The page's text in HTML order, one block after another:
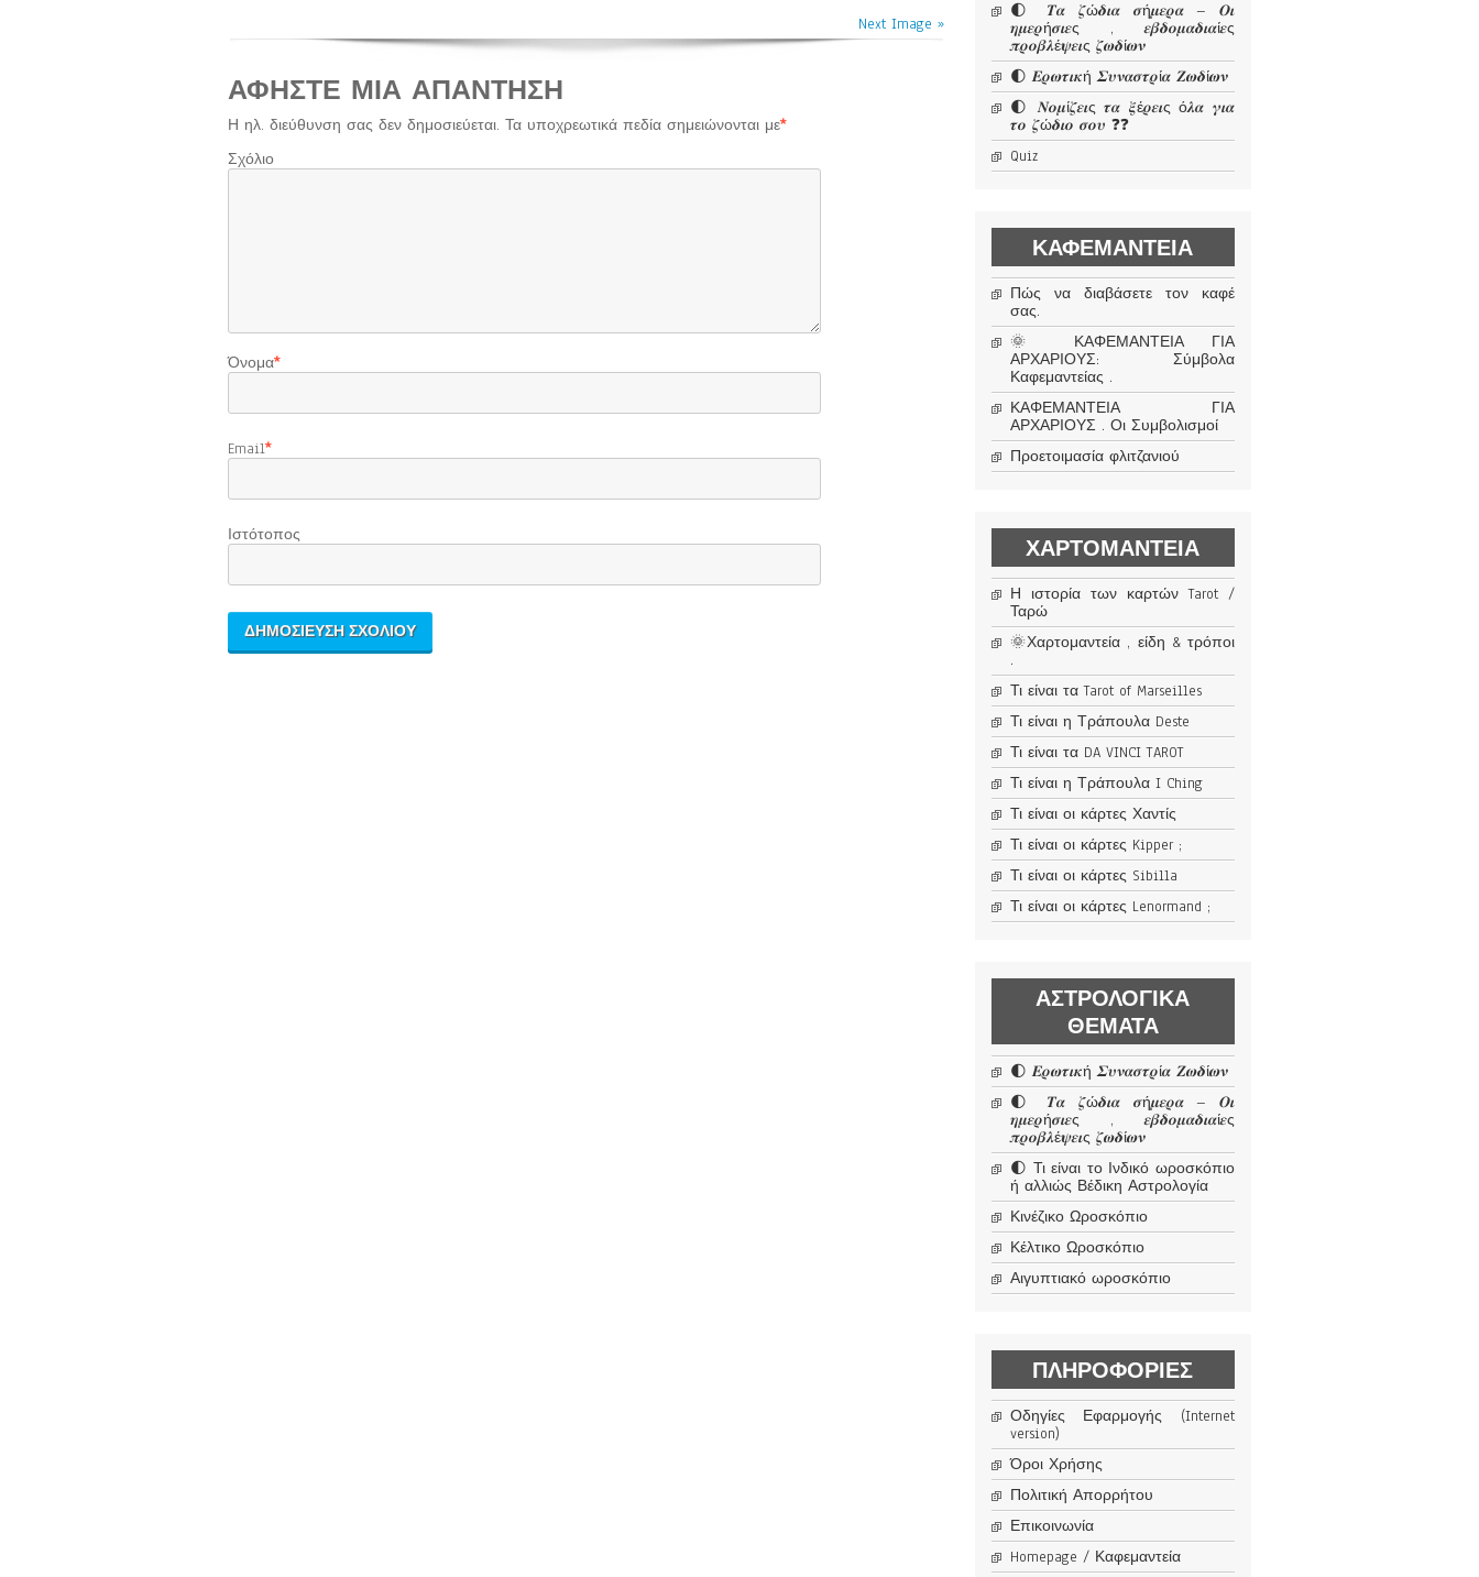
Next Image »
ΑΦΉΣΤΕ ΜΙΑ ΑΠΆΝΤΗΣΗ
Η ηλ. διεύθυνση σας δεν δημοσιεύεται. Τα υποχρεωτικά πεδία σημειώνονται με*
Σχόλιο
Όνομα*
Email*
Ιστότοπος
🌓 𝜯𝜶 𝜻ώ𝜹𝜾𝜶 𝝈ή𝝁𝜺𝝆𝜶 – 𝜪𝜾
𝜼𝝁𝜺𝝆ή𝝈𝜾𝜺ς , 𝜺𝜷𝜹𝝄𝝁𝜶𝜹𝜾𝜶ί𝜺ς
𝝅𝝆𝝄𝜷𝝀έ𝝍𝜺𝜾ς 𝜻𝝎𝜹ί𝝎𝝂
🌓 𝜠𝝆𝝎𝝉𝜾𝜿ή 𝜮𝝊𝝂𝜶𝝈𝝉𝝆ί𝜶 𝜡𝝎𝜹ί𝝎𝝂
🌓 𝜨𝝄𝝁ί𝜻𝜺𝜾ς 𝝉𝜶 𝝃έ𝝆𝜺𝜾ς ό𝝀𝜶 𝜸𝜾𝜶
𝝉𝝄 𝜻ώ𝜹𝜾𝝄 𝝈𝝄𝝊 ❓❓
Quiz
ΚΑΦΕΜΑΝΤΕΊΑ
Πώς να διαβάσετε τον καφέ
σας.
🌞 ΚΑΦΕΜΑΝΤΕΙΑ ΓΙΑ
ΑΡΧΑΡΙΟΥΣ: Σύμβολα
Καφεμαντείας .
ΚΑΦΕΜΑΝΤΕΙΑ ΓΙΑ
ΑΡΧΑΡΙΟΥΣ . Οι Συμβολισμοί
Προετοιμασία φλιτζανιού
ΧΑΡΤΟΜΑΝΤΕΊΑ
Η ιστορία των καρτών Tarot /
Ταρώ
🌞Χαρτομαντεία , είδη & τρόποι
.
Τι είναι τα Tarot of Marseilles
Τι είναι η Τράπουλα Deste
Τι είναι τα DA VINCI TAROT
Τι είναι η Τράπουλα I Ching
Τι είναι οι κάρτες Χαντίς
Τι είναι οι κάρτες Kipper ;
Τι είναι οι κάρτες Sibilla
Τι είναι οι κάρτες Lenormand ;
ΑΣΤΡΟΛΟΓΙΚΆ
ΘΈΜΑΤΑ
🌓 𝜠𝝆𝝎𝝉𝜾𝜿ή 𝜮𝝊𝝂𝜶𝝈𝝉𝝆ί𝜶 𝜡𝝎𝜹ί𝝎𝝂
🌓 𝜯𝜶 𝜻ώ𝜹𝜾𝜶 𝝈ή𝝁𝜺𝝆𝜶 – 𝜪𝜾
𝜼𝝁𝜺𝝆ή𝝈𝜾𝜺ς , 𝜺𝜷𝜹𝝄𝝁𝜶𝜹𝜾𝜶ί𝜺ς
𝝅𝝆𝝄𝜷𝝀έ𝝍𝜺𝜾ς 𝜻𝝎𝜹ί𝝎𝝂
🌓 Τι είναι το Ινδικό ωροσκόπιο
ή αλλιώς Βέδικη Αστρολογία
Κινέζικο Ωροσκόπιο
Κέλτικο Ωροσκόπιο
Αιγυπτιακό ωροσκόπιο
ΠΛΗΡΟΦΟΡΊΕΣ
Οδηγίες Εφαρμογής (Internet
version)
Όροι Χρήσης
Πολιτική Απορρήτου
Επικοινωνία
Homepage / Καφεμαντεία